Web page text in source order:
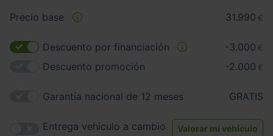
Precio base 31.990 €
Descuento por financiación -3.000 €
Descuento promoción -2.000 €
Garantía nacional de 12 meses GRATIS
Entrega vehículo a cambio Valorar mi vehículo